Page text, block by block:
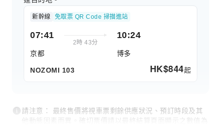
新幹線 免取票 QR Code 掃描進站
07:41
2時 43分
京都
10:24
博多
NOZOMI 103 HK$844起
請注意： 最終售價將視車票剩餘供應狀況、預訂時段及其
他動態因素而異。確切票價請以最終結算頁面顯示之數值為